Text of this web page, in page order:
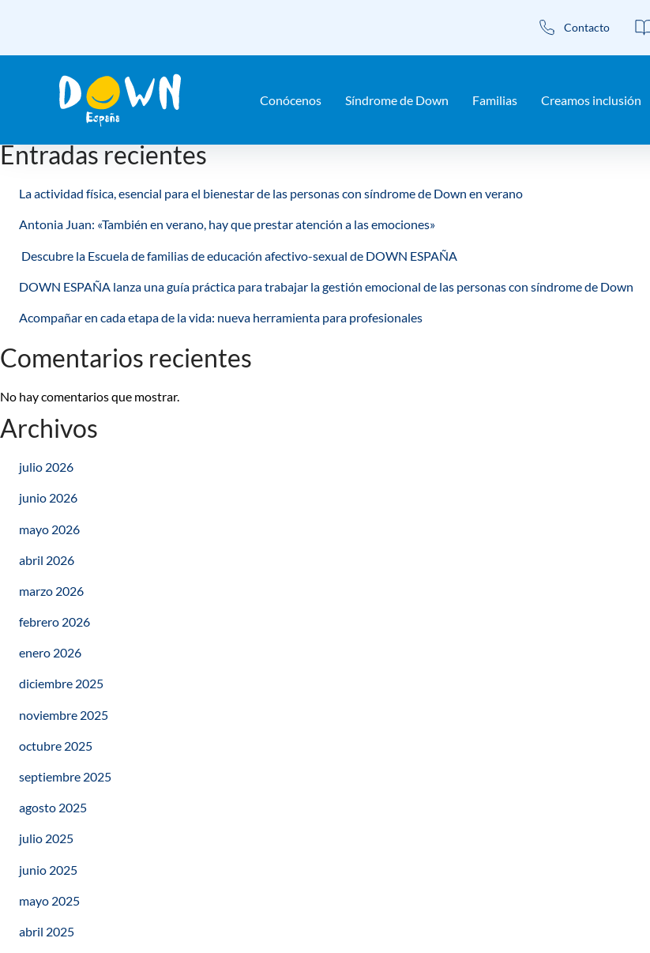
Conócenos Síndrome de Down Familias Creamos inclusión
Contacto
It seems we can’t find what you’re looking for. Perhaps searching can help.
Entradas recientes
La actividad física, esencial para el bienestar de las personas con síndrome de Down en verano
Antonia Juan: «También en verano, hay que prestar atención a las emociones»
Descubre la Escuela de familias de educación afectivo-sexual de DOWN ESPAÑA
DOWN ESPAÑA lanza una guía práctica para trabajar la gestión emocional de las personas con síndrome de Down
Acompañar en cada etapa de la vida: nueva herramienta para profesionales
Comentarios recientes
No hay comentarios que mostrar.
Archivos
julio 2026
junio 2026
mayo 2026
abril 2026
marzo 2026
febrero 2026
enero 2026
diciembre 2025
noviembre 2025
octubre 2025
septiembre 2025
agosto 2025
julio 2025
junio 2025
mayo 2025
abril 2025